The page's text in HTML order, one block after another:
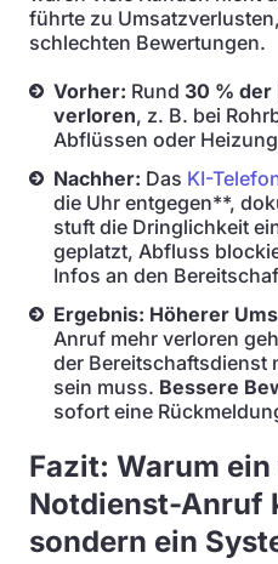
führte zu
schlechten Bewertungen.
Vorher: Rund 30 %
verloren, z. B. bei
Abflüssen oder
Nachher: Das KI-
die Uhr entgegen**,
stuft die Dringlichkeit
geplatzt, Abfluss
Infos an den
Ergebnis: Höherer
Anruf mehr verloren
der Bereitschaftsdienst
sein muss. Bessere
sofort eine
Fazit: Warum
Notdienst-Anruf
sondern ein